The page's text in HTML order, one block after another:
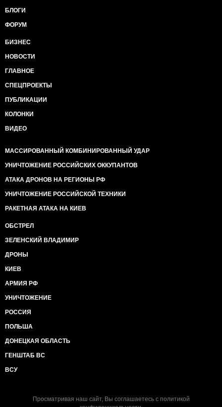
БЛОГИ
ФОРУМ
БИЗНЕС
НОВОСТИ
ГЛАВНОЕ
СПЕЦПРОЕКТЫ
ПУБЛИКАЦИИ
КОЛОНКИ
ВИДЕО
МАССИРОВАННЫЙ КОМБИНИРОВАННЫЙ УДАР
УНИЧТОЖЕНИЕ РОССИЙСКИХ ОККУПАНТОВ
АТАКА ДРОНОВ НА РЕГИОНЫ РФ
УНИЧТОЖЕНИЕ РОССИЙСКОЙ ТЕХНИКИ
РАКЕТНАЯ АТАКА НА КИЕВ
ОБСТРЕЛ
ЗЕЛЕНСКИЙ ВЛАДИМИР
ДРОНЫ
КИЕВ
АРМИЯ РФ
УНИЧТОЖЕНИЕ
РОССИЯ
ПОЛЬША
ДОНЕЦКАЯ ОБЛАСТЬ
ГЕНШТАБ ВС
ВСУ
Просматривая наш сайт, Вы соглашаетесь с политикой